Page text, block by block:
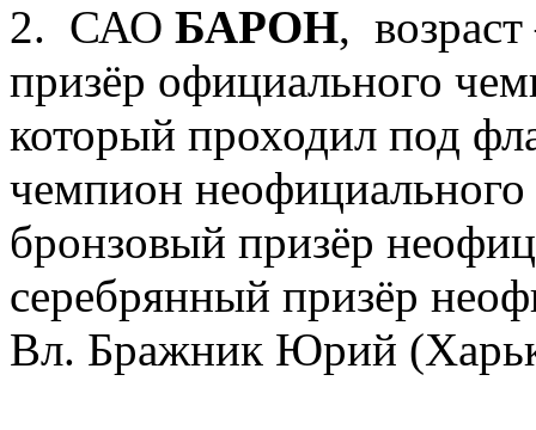
2. САО БАРОН,
призёр официального
который проходил под
чемпион
бронзовый призёр
серебрянный призёр
Вл. Бражник Юрий